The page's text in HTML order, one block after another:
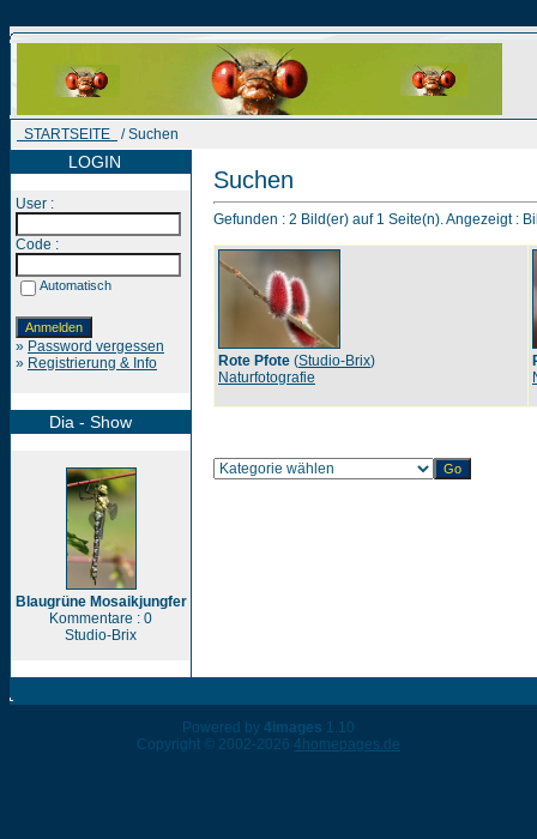
STARTSEITE / Suchen
LOGIN
User :
Code :
Automatisch
» Password vergessen
» Registrierung & Info
Dia - Show
Blaugrüne Mosaikjungfer
Kommentare : 0
Studio-Brix
Suchen
Gefunden : 2 Bild(er) auf 1 Seite(n). Angezeigt :
Rote Pfote (Studio-Brix)
Naturfotografie
Powered by 4images 1.10
Copyright © 2002-2026 4homepages.de